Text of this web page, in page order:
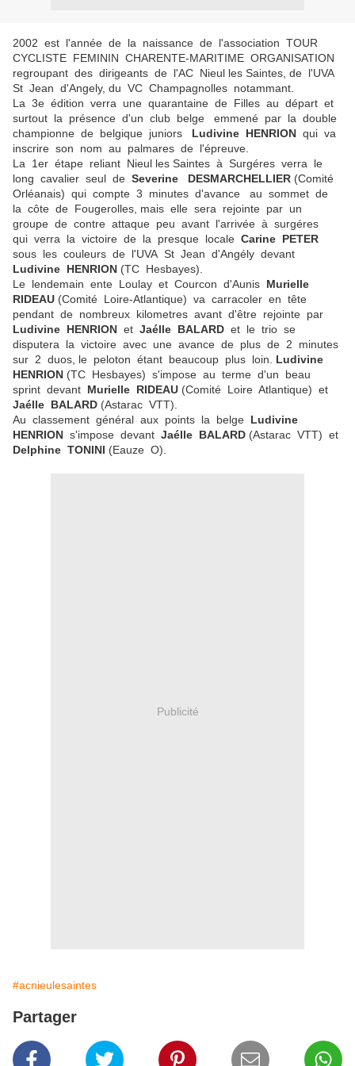
2002 est l'année de la naissance de l'association TOUR
CYCLISTE FEMININ CHARENTE-MARITIME ORGANISATION
regroupant des dirigeants de l'AC Nieul les Saintes, de l'UVA
St Jean d'Angely, du VC Champagnolles notammant.
La 3e édition verra une quarantaine de Filles au départ et
surtout la présence d'un club belge emmené par la double
championne de belgique juniors Ludivine HENRION qui va
inscrire son nom au palmares de l'épreuve.
La 1er étape reliant Nieul les Saintes à Surgéres verra le
long cavalier seul de Severine DESMARCHELLIER (Comité
Orléanais) qui compte 3 minutes d'avance au sommet de
la côte de Fougerolles, mais elle sera rejointe par un
groupe de contre attaque peu avant l'arrivée à surgéres
qui verra la victoire de la presque locale Carine PETER
sous les couleurs de l'UVA St Jean d'Angély devant
Ludivine HENRION (TC Hesbayes).
Le lendemain ente Loulay et Courcon d'Aunis Murielle
RIDEAU (Comité Loire-Atlantique) va carracoler en tête
pendant de nombreux kilometres avant d'être rejointe par
Ludivine HENRION et Jaélle BALARD et le trio se
disputera la victoire avec une avance de plus de 2 minutes
sur 2 duos, le peloton étant beaucoup plus loin. Ludivine
HENRION (TC Hesbayes) s'impose au terme d'un beau
sprint devant Murielle RIDEAU (Comité Loire Atlantique) et
Jaélle BALARD (Astarac VTT).
Au classement général aux points la belge Ludivine
HENRION s'impose devant Jaélle BALARD (Astarac VTT) et
Delphine TONINI (Eauze O).
Publicité
#acnieulesaintes
Partager